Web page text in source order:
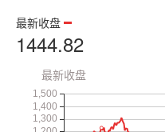
最新收盘
1444.82